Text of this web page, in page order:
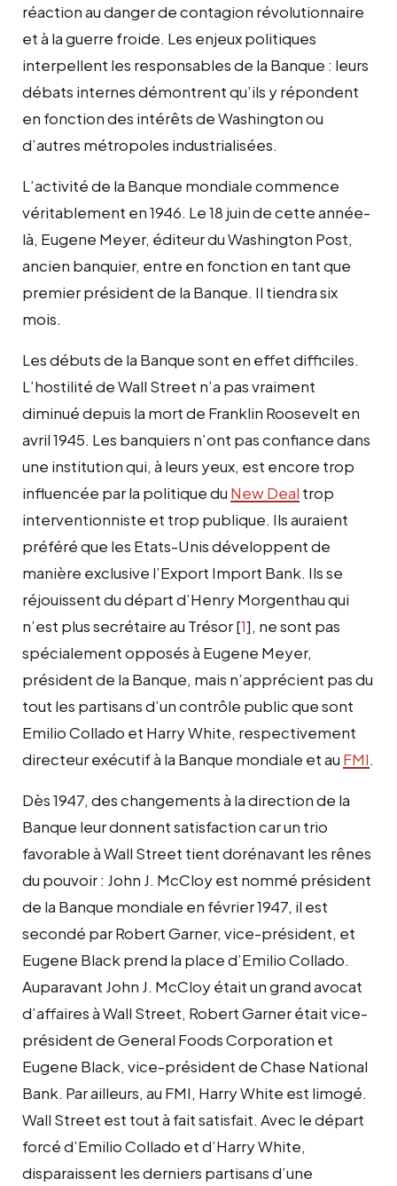
réaction au danger de contagion révolutionnaire
et à la guerre froide. Les enjeux politiques
interpellent les responsables de la Banque : leurs
débats internes démontrent qu’ils y répondent
en fonction des intérêts de Washington ou
d’autres métropoles industrialisées.
L’activité de la Banque mondiale commence
véritablement en 1946. Le 18 juin de cette année-
là, Eugene Meyer, éditeur du Washington Post,
ancien banquier, entre en fonction en tant que
premier président de la Banque. Il tiendra six
mois.
Les débuts de la Banque sont en effet difficiles.
L’hostilité de Wall Street n’a pas vraiment
diminué depuis la mort de Franklin Roosevelt en
avril 1945. Les banquiers n’ont pas confiance dans
une institution qui, à leurs yeux, est encore trop
influencée par la politique du New Deal trop
interventionniste et trop publique. Ils auraient
préféré que les Etats-Unis développent de
manière exclusive l’Export Import Bank. Ils se
réjouissent du départ d’Henry Morgenthau qui
n’est plus secrétaire au Trésor[1], ne sont pas
spécialement opposés à Eugene Meyer,
président de la Banque, mais n’apprécient pas du
tout les partisans d’un contrôle public que sont
Emilio Collado et Harry White, respectivement
directeur exécutif à la Banque mondiale et au FMI.
Dès 1947, des changements à la direction de la
Banque leur donnent satisfaction car un trio
favorable à Wall Street tient dorénavant les rênes
du pouvoir : John J. McCloy est nommé président
de la Banque mondiale en février 1947, il est
secondé par Robert Garner, vice-président, et
Eugene Black prend la place d’Emilio Collado.
Auparavant John J. McCloy était un grand avocat
d’affaires à Wall Street, Robert Garner était vice-
président de General Foods Corporation et
Eugene Black, vice-président de Chase National
Bank. Par ailleurs, au FMI, Harry White est limogé.
Wall Street est tout à fait satisfait. Avec le départ
forcé d’Emilio Collado et d’Harry White,
disparaissent les derniers partisans d’une